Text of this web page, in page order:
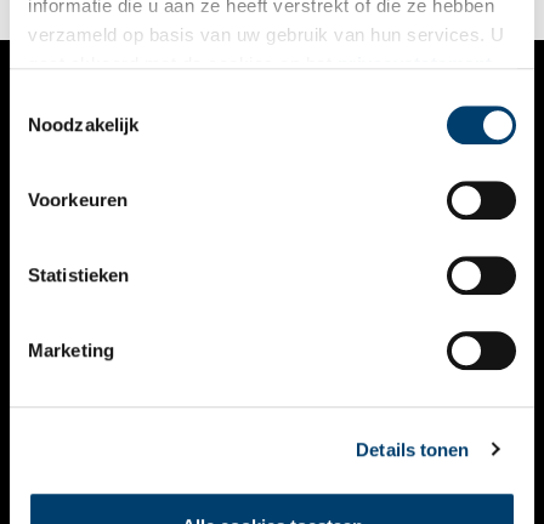
informatie die u aan ze heeft verstrekt of die ze hebben
verzameld op basis van uw gebruik van hun services. U
Noodzakelijk
Voorkeuren
Statistieken
Marketing
Details tonen
VERHALEN
KALENDER
THEMA’S
VIDEO’S
CONTACT